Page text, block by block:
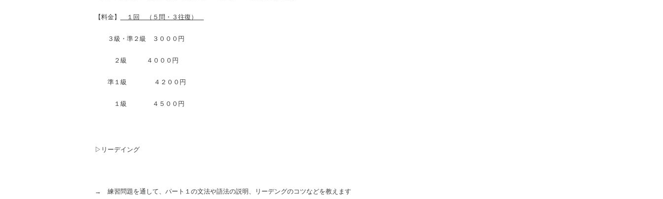
【料金】 １回 （５問・３往復）
３級・準２級 ３０００円
２級 ４０００円
準１級 ４２００円
１級 ４５００円
▷リーデイング
→ 練習問題を通して、パート１の文法や語法の説明、リーデングのコツなどを教えます